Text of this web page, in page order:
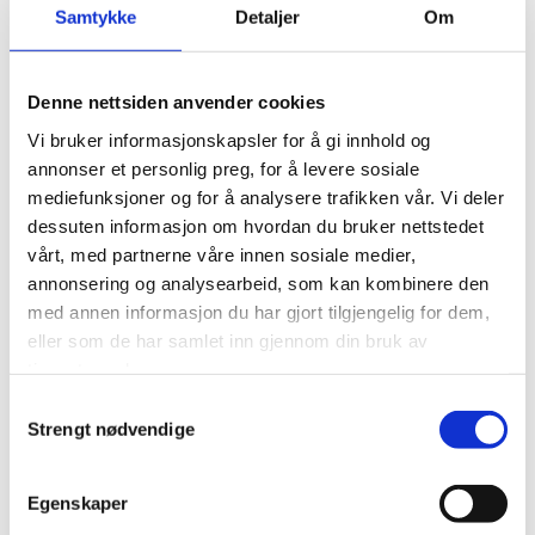
Samtykke Detaljer Om
Denne nettsiden anvender cookies
Vi bruker informasjonskapsler for å gi innhold og
annonser et personlig preg, for å levere sosiale
mediefunksjoner og for å analysere trafikken vår. Vi deler
dessuten informasjon om hvordan du bruker nettstedet
vårt, med partnerne våre innen sosiale medier,
annonsering og analysearbeid, som kan kombinere den
med annen informasjon du har gjort tilgjengelig for dem,
eller som de har samlet inn gjennom din bruk av
Strengt nødvendige
Egenskaper
Innbetalt skatt
tilsvarende ¾ av norsk
bistand
I 2024 ble 41,2 milliarder kroner betalt i skatter
og avgifter av selskapene som Norfund er
investert i. Det tilsvarer 74 % av den totale
norske bistanden i 2024. Fra slutten av 2023 til
slutten av 2024 økte de totale skattene og
avgiftene betalt av selskaper som har rapportert
begge år med rekordhøye 5,4 milliarder kroner.
Økningen alene tilsvarer det dobbelte av det
Norfund fikk overført over statsbudsjettet til
investeringer i 2024.